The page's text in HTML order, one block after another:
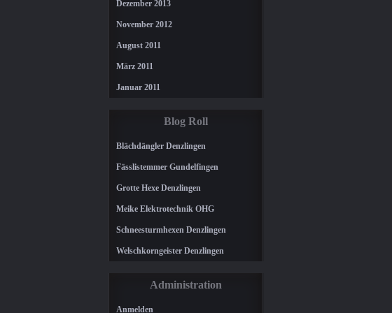
Dezember 2013
November 2012
August 2011
März 2011
Januar 2011
Blog Roll
Blächdängler Denzlingen
Fässlistemmer Gundelfingen
Grotte Hexe Denzlingen
Meike Elektrotechnik OHG
Schneesturmhexen Denzlingen
Welschkorngeister Denzlingen
Administration
Anmelden